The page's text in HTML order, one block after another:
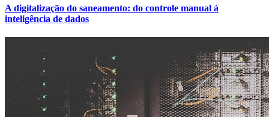
A digitalização do saneamento: do controle manual à
inteligência de dados